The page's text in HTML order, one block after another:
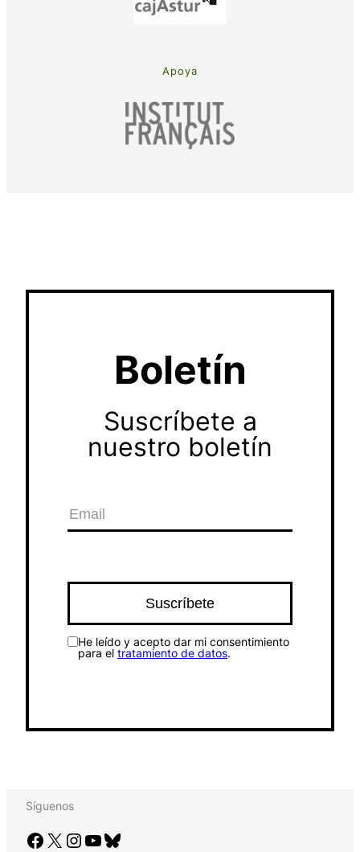
Apoya
Boletín
Suscríbete a
nuestro boletín
He leído y acepto dar mi consentimiento
para el tratamiento de datos.
Síguenos
Facebook X Instagram YouTube Bluesky